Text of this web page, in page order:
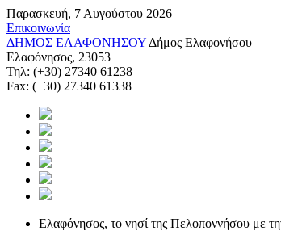
Παρασκευή, 7 Αυγούστου 2026
Επικοινωνία
ΔΗΜΟΣ ΕΛΑΦΟΝΗΣΟΥ Δήμος Ελαφονήσου
Ελαφόνησος, 23053
Τηλ: (+30) 27340 61238
Fax: (+30) 27340 61338
Ελαφόνησος, το νησί της Πελοποννήσου με